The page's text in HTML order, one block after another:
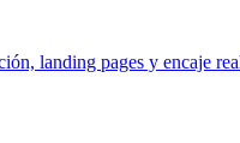
landing pages y encaje